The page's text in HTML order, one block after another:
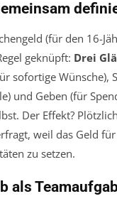
(für den 16-
geknüpft: Drei
sofortige Wünsche),
und Geben (für
Der Effekt?
weil das Geld
zu setzen.
als